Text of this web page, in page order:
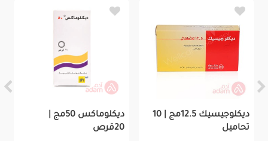
ديكلوجيسيك 12.5مج | 10
تحاميل
ديكلوماكس 50مج |
20قرص